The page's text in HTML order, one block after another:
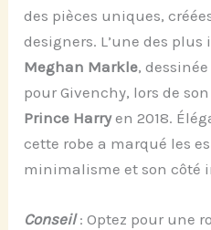
des pièces uniques,
designers. L’une des
Meghan Markle,
pour Givenchy, lors de
Prince Harryen 2018.
cette robe a marqué les
minimalisme et son côté
Conseil: Optez pour une